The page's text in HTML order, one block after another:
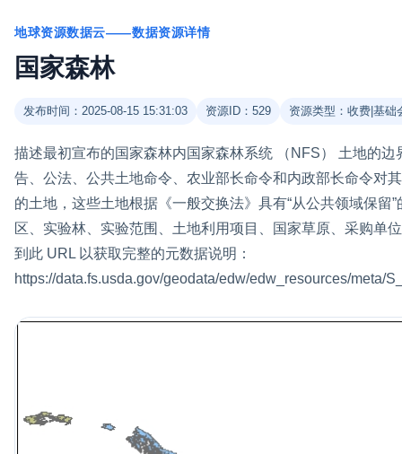
地球资源数据云——数据资源详情
国家森林
发布时间：2025-08-15 15:31:03 资源ID：529 资源类型：收费|基础
描述最初宣布的国家森林内国家森林系统 （NFS） 土地的
告、公法、公共土地命令、农业部长命令和内政部长命令对
的土地，这些土地根据《一般交换法》具有“从公共领域保留
区、实验林、实验范围、土地利用项目、国家草原、采购单
到此 URL 以获取完整的元数据说明：
https://data.fs.usda.gov/geodata/edw/edw_resources/meta/